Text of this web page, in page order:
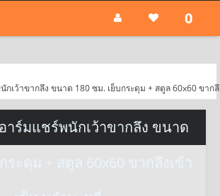
0
เว้าขากลึง ขนาด 180 ซม. เย็บกระดุม + สตูล 60x60 ขาก
าร์มแชร์พนักเว้าขากลึง ขนาด
ระดุม + สตูล 60x60 ขากลึงเข้า